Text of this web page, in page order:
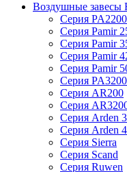
Воздушные завесы
Серия
Серия Pamir
Серия Pamir
Серия Pamir
Серия Pamir
Серия
Серия AR200
Серия
Серия Arden
Серия Arden
Серия Sierra
Серия Scand
Серия Ruwen